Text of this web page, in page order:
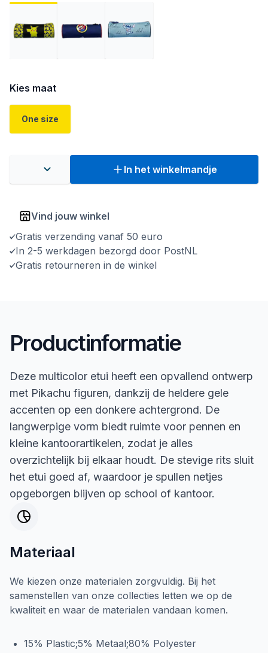
Kies maat
One size
In het winkelmandje
Vind jouw winkel
Gratis verzending vanaf 50 euro
In 2-5 werkdagen bezorgd door PostNL
Gratis retourneren in de winkel
Productinformatie
Deze multicolor etui heeft een opvallend ontwerp
met Pikachu figuren, dankzij de heldere gele
accenten op een donkere achtergrond. De
langwerpige vorm biedt ruimte voor pennen en
kleine kantoorartikelen, zodat je alles
overzichtelijk bij elkaar houdt. De stevige rits sluit
het etui goed af, waardoor je spullen netjes
opgeborgen blijven op school of kantoor.
Materiaal
We kiezen onze materialen zorgvuldig. Bij het
samenstellen van onze collecties letten we op de
kwaliteit en waar de materialen vandaan komen.
15% Plastic;5% Metaal;80% Polyester